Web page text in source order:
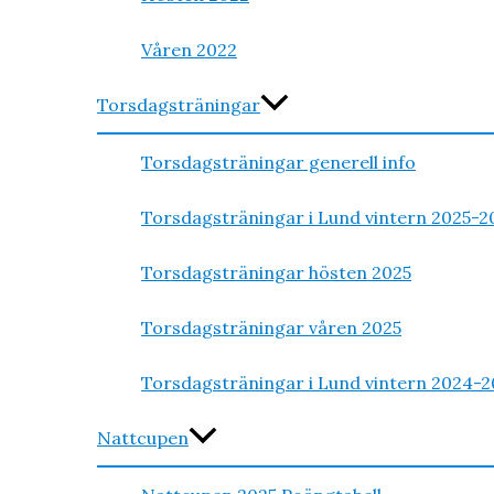
Våren 2022
Torsdagsträningar
Torsdagsträningar generell info
Torsdagsträningar i Lund vintern 2025-
Torsdagsträningar hösten 2025
Torsdagsträningar våren 2025
Torsdagsträningar i Lund vintern 2024-
Nattcupen